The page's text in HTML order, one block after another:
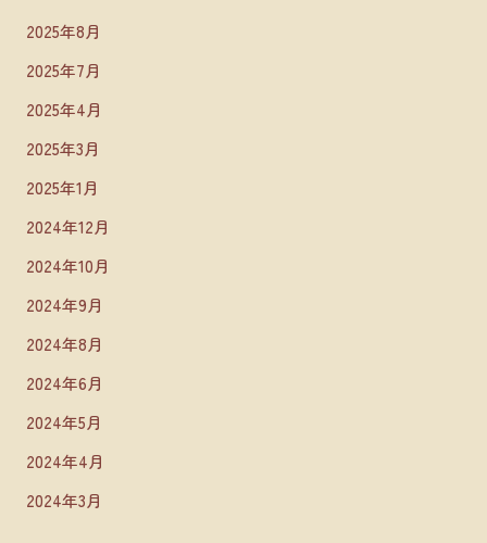
2025年8月
2025年7月
2025年4月
2025年3月
2025年1月
2024年12月
2024年10月
2024年9月
2024年8月
2024年6月
2024年5月
2024年4月
2024年3月